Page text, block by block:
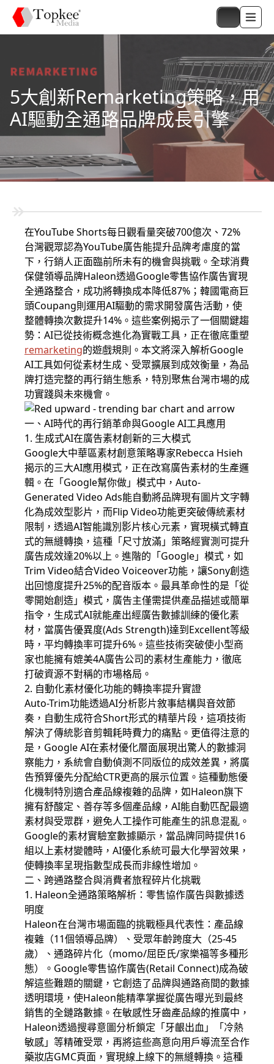
5大創新Remarketing策略，用
AI驅動全通路品牌成長引擎
在YouTube Shorts每日觀看量突破700億次、72%
台灣觀眾認為YouTube廣告能提升品牌考慮度的當
下，行銷人正面臨前所未有的機會與挑戰。全球消費
保健領導品牌Haleon透過Google零售協作廣告實現
全通路整合，成功將轉換成本降低87%；韓國電商巨
頭Coupang則運用AI驅動的需求開發廣告活動，使
整體轉換次數提升14%。這些案例揭示了一個關鍵趨
勢：AI已從技術概念進化為實戰工具，正在徹底重塑
remarketing的遊戲規則。本文將深入解析Google
AI工具如何從素材生成、受眾擴展到成效衡量，為品
牌打造完整的再行銷生態系，特別聚焦台灣市場的成
功實踐與未來機會。
一、AI時代的再行銷革命與Google AI工具應用
1. 生成式AI在廣告素材創新的三大模式
Google大中華區素材創意策略專家Rebecca Hsieh
揭示的三大AI應用模式，正在改寫廣告素材的生產邏
輯。在「Google幫你做」模式中，Auto-
Generated Video Ads能自動將品牌現有圖片文字轉
化為成效型影片，而Flip Video功能更突破傳統素材
限制，透過AI智能識別影片核心元素，實現橫式轉直
式的無縫轉換，這種「尺寸放滿」策略經實測可提升
廣告成效達20%以上。進階的「Google」模式，如
Trim Video結合Video Voiceover功能，讓Sony創造
出回憶度提升25%的配音版本。最具革命性的是「從
零開始創造」模式，廣告主僅需提供產品描述或簡單
指令，生成式AI就能產出經廣告數據訓練的優化素
材，當廣告優異度(Ads Strength)達到Excellent等級
時，平均轉換率可提升6%。這些技術突破使小型商
家也能擁有媲美4A廣告公司的素材生產能力，徹底
打破資源不對稱的市場格局。
2. 自動化素材優化功能的轉換率提升實證
Auto-Trim功能透過AI分析影片敘事結構與音效節
奏，自動生成符合Short形式的精華片段，這項技術
解決了傳統影音剪輯耗時費力的痛點。更值得注意的
是，Google AI在素材優化層面展現出驚人的數據洞
察能力，系統會自動偵測不同版位的成效差異，將廣
告預算優先分配給CTR更高的展示位置。這種動態優
化機制特別適合產品線複雜的品牌，如Haleon旗下
擁有舒酸定、善存等多個產品線，AI能自動匹配最適
素材與受眾群，避免人工操作可能產生的訊息混亂。
Google的素材實驗室數據顯示，當品牌同時提供16
組以上素材變體時，AI優化系統可最大化學習效果，
使轉換率呈現指數型成長而非線性增加。
二、跨通路整合與消費者旅程碎片化挑戰
1. Haleon全通路策略解析：零售協作廣告與數據透
明度
Haleon在台灣市場面臨的挑戰極具代表性：產品線
複雜（11個領導品牌）、受眾年齡跨度大（25-45
歲）、通路碎片化（momo/屈臣氏/家樂福等多種形
態）。Google零售協作廣告(Retail Connect)成為破
解這些難題的關鍵，它創造了品牌與通路商間的數據
透明環境，使Haleon能精準掌握從廣告曝光到最終
銷售的全鏈路數據。在敏感性牙齒產品線的推廣中，
Haleon透過搜尋意圖分析鎖定「牙齦出血」「冷熱
敏感」等精確受眾，再將這些高意向用戶導流至合作
藥妝店GMC頁面，實現線上線下的無縫轉換。這種